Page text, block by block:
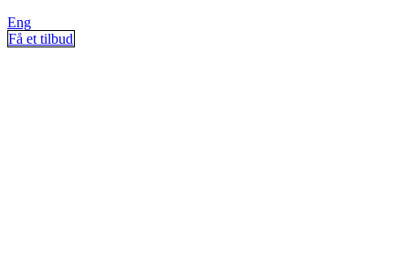
Eng
Få et tilbud